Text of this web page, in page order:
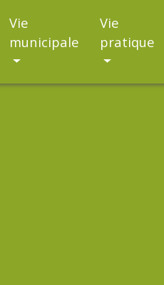
Vie
municipale
Vie
pratique